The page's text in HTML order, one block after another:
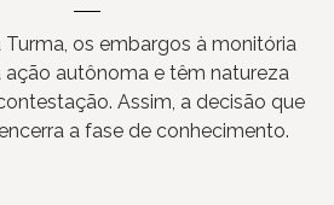
Turma, os embargos à monitória
ação autônoma e têm natureza
Assim, a decisão que
a fase de conhecimento.